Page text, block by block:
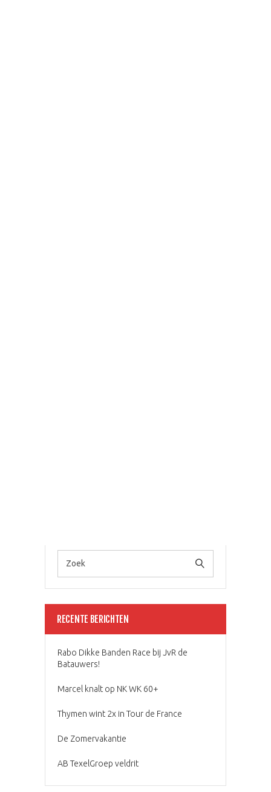
RECENTE BERICHTEN
Rabo Dikke Banden Race bij JvR de
Batauwers!
Marcel knalt op NK WK 60+
Thymen wint 2x in Tour de France
De Zomervakantie
AB TexelGroep veldrit